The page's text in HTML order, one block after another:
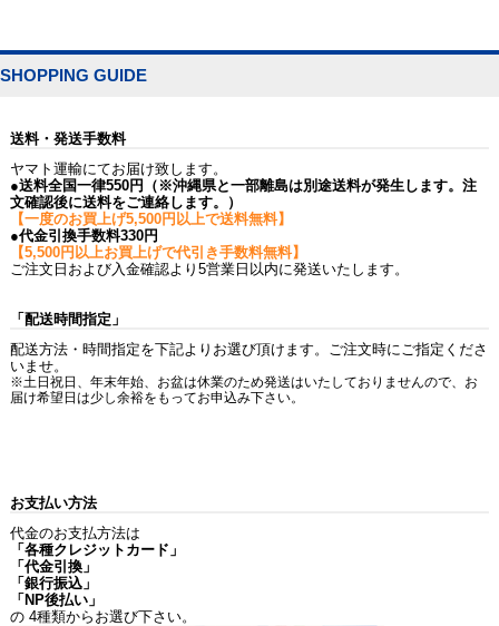
SHOPPING GUIDE
送料・発送手数料
ヤマト運輸にてお届け致します。
●送料全国一律550円（※沖縄県と一部離島は別途送料が発生します。注
文確認後に送料をご連絡します。）
【一度のお買上げ5,500円以上で送料無料】
●代金引換手数料330円
【5,500円以上お買上げで代引き手数料無料】
ご注文日および入金確認より5営業日以内に発送いたします。
「配送時間指定」
配送方法・時間指定を下記よりお選び頂けます。ご注文時にご指定くださ
いませ。
※土日祝日、年末年始、お盆は休業のため発送はいたしておりませんので、お
届け希望日は少し余裕をもってお申込み下さい。
お支払い方法
代金のお支払方法は
「各種クレジットカード」
「代金引換」
「銀行振込」
「NP後払い」
の 4種類からお選び下さい。